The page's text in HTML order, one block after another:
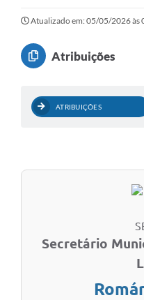
Atualizado em: 05/05/2026 às
Atribuições
ATRIBUIÇÕES
Secretário